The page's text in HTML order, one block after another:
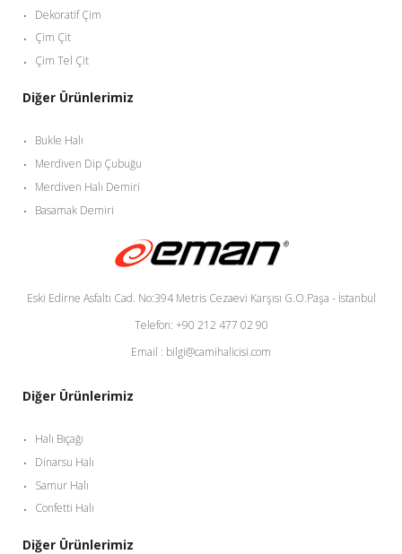
Dekoratif Çim
Çim Çit
Çim Tel Çit
Diğer Ürünlerimiz
Bukle Halı
Merdiven Dip Çubuğu
Merdiven Halı Demiri
Basamak Demiri
Eski Edirne Asfaltı Cad. No:394 Metris Cezaevi Karşısı G.O.Paşa - İstanbul
Telefon: +90 212 477 02 90
Email : bilgi@camihalicisi.com
Diğer Ürünlerimiz
Halı Bıçağı
Dinarsu Halı
Samur Halı
Confetti Halı
Diğer Ürünlerimiz